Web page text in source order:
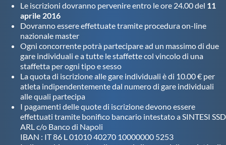
Le iscrizioni dovranno pervenire entro le ore 24.00 del 11
aprile 2016
Dovranno essere effettuate tramite procedura on-line
nazionale master
Ogni concorrente potrà partecipare ad un massimo di due
gare individuali e a tutte le staffette col vincolo di una
staffetta per ogni tipo e sesso
La quota di iscrizione alle gare individuali è di 10.00 € per
atleta indipendentemente dal numero di gare individuali
alle quali partecipa
I pagamenti delle quote di iscrizione devono essere
effettuati tramite bonifico bancario intestato a SINTESI SSD
ARL c/o Banco di Napoli
IBAN : IT 86 L 01010 40270 10000000 5253